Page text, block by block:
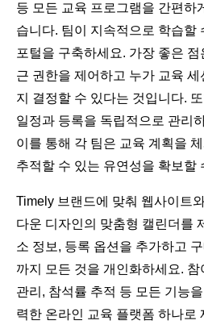
등 모든 교육 프로그램을 간편하
습니다. 팀이 지속적으로 학습할
포털을 구축하세요. 가장 좋은
근 권한을 제어하고 누가 교육
지 결정할 수 있다는 것입니다.
일정과 등록을 독립적으로 관리
이를 통해 각 팀은 교육 계획을
추적할 수 있는 유연성을 확보할
Timely 브랜드에 맞춰 웹사이트
다운 디자인의 맞춤형 캘린더를
소 정보, 등록 옵션을 추가하고
까지 모든 것을 개인화하세요.
관리, 참석률 추적 등 모든 기능
력한 온라인 교육 플랫폼 하나로